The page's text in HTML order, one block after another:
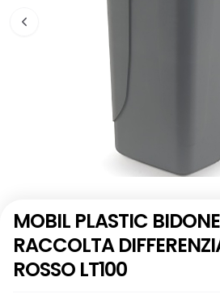
MOBIL PLASTIC BIDONE
RACCOLTA
ROSSO LT100